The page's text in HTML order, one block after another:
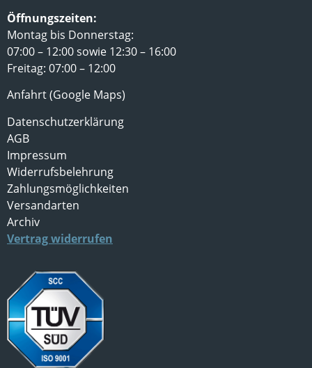
Öffnungszeiten:
Montag bis Donnerstag:
07:00 – 12:00 sowie 12:30 – 16:00
Freitag: 07:00 – 12:00
Anfahrt (Google Maps)
Datenschutzerklärung
AGB
Impressum
Widerrufsbelehrung
Zahlungsmöglichkeiten
Versandarten
Archiv
Vertrag widerrufen